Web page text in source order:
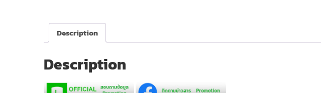
Description
Description